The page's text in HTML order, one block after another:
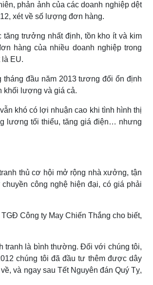
phản ảnh của các doanh nghiệp dệt
xét về số lượng đơn hàng.
trưởng nhất định, tồn kho ít và kim
hàng của nhiều doanh nghiệp trong
EU.
đầu năm 2013 tương đối ổn định
khối lượng và giá cả.
khó có lợi nhuận cao khi tình hình thị
lương tối thiểu, tăng giá điện… nhưng
thủ cơ hội mở rộng nhà xưởng, tận
công nghệ hiện đại, có giá phải
Công ty May Chiến Thắng cho biết,
tranh là bình thường. Đối với chúng tôi,
chúng tôi đã đầu tư thêm được dây
và ngay sau Tết Nguyên đán Quý Tỵ,